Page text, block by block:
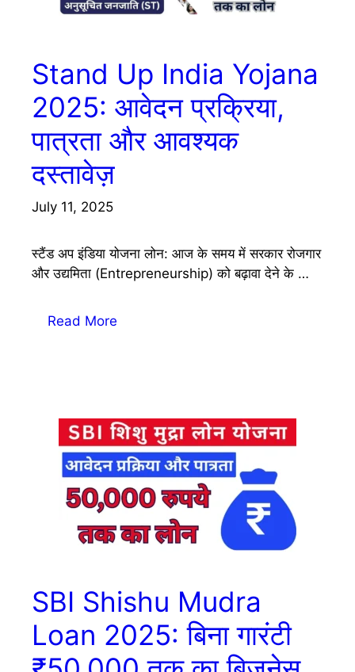
Stand Up India Yojana
2025: आवेदन प्रक्रिया,
पात्रता और आवश्यक
दस्तावेज़
July 11, 2025
स्टैंड अप इंडिया योजना लोन: आज के समय में सरकार रोजगार
और उद्यमिता (Entrepreneurship) को बढ़ावा देने के …
Read More
SBI Shishu Mudra
Loan 2025: बिना गारंटी